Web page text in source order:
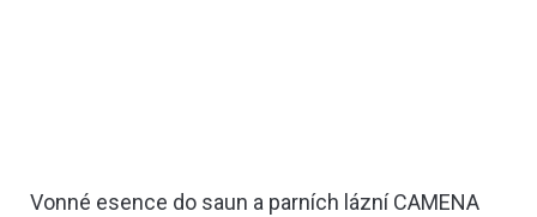
Vonné esence do saun a parních lázní CAMENA